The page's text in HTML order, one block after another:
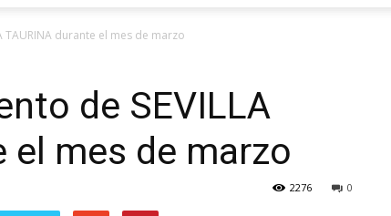
TAURINA durante el mes de marzo
de SEVILLA
el mes de marzo
0
2276